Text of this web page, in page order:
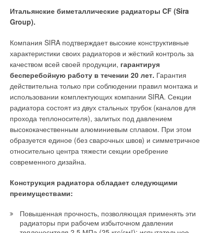
Итальянские биметаллические радиаторы CF (Sira
Group).
Компания SIRA подтверждает высокие конструктивные
характеристики своих радиаторов и жёсткий контроль за
качеством всей своей продукции, гарантируя
бесперебойную работу в течении 20 лет. Гарантия
действительна только при соблюдении правил монтажа и
использовании комплектующих компании SIRA. Секции
радиатора состоят из двух стальных трубок (каналов для
прохода теплоносителя), залитых под давлением
высококачественным алюминиевым сплавом. При этом
образуется единое (без сварочных швов) и симметричное
относительно центра тяжести секции оребрение
современного дизайна.
Конструкция радиатора обладает следующими
преимуществами:
Повышенная прочность, позволяющая применять эти
радиаторы при рабочем избыточном давлении
параметрами, которые указал изготовитель в технических
характеристиках насоса.
Принимая во внимание износ, необходимо обратить
внимание на следующее: если выбираются насосы, в
конструкции которых предусмотрена смазка подшипников
водой, то теоретически подшипники могут исправно
функционировать весь срок службы насоса независимо от
частоты вращения, поскольку поверхности подшипников
разделены водяной пленкой.
Однако в действительности в скважинах для добычи
грунтовых вод не всегда присутствует вода, свободная от
инородных включений. Следовательно, как в теории, так и на
практике приходится считаться с определенной степенью
достаточно ограниченной степени (макс. 10%), вызванной
частотой вращения, с которой эксплуатируется насос.
Таким образом, в связи с техническим обслуживанием – и, в
частности, из-за высоких издержек на заработную плату,